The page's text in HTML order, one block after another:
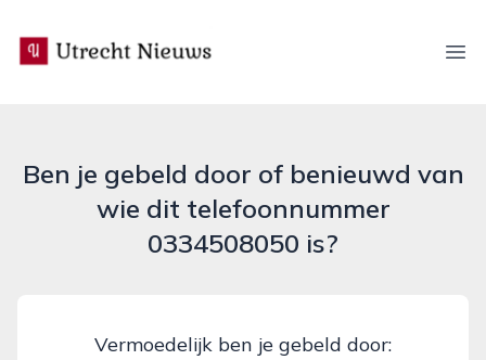
utrecht-nieuws.nl
Ben je gebeld door of benieuwd van
wie dit telefoonnummer
0334508050 is?
Vermoedelijk ben je gebeld door: